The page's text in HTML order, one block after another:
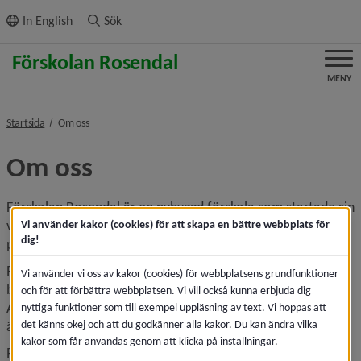
innehållet
In English Sök
MENY
Startsida Om ossnivå i brödsmulenavigeringen
Om oss
Förskolan Rosendal är en nybyggd förskola som startade sin
verksamhet augusti 2019. Här finns sex avdelningar, på två
plan som är organiserade i åldersnära grupper.
På det nedre planet finns tre avdelningar för de yngre
barnen och förskolans gemensamma restaurang.
Avdelningarna heter Bladet, Fröet och Knoppen. Knoppen
är öppnings- och stängningsavdelning.
På det övre planet finns tre avdelningar för de äldre
Vi använder kakor (cookies) för att skapa en bättre webbplats för
dig!
Vi använder vi oss av kakor (cookies) för webbplatsens grundfunktioner
och för att förbättra webbplatsen. Vi vill också kunna erbjuda dig
nyttiga funktioner som till exempel uppläsning av text. Vi hoppas att
det känns okej och att du godkänner alla kakor. Du kan ändra vilka
kakor som får användas genom att klicka på inställningar.